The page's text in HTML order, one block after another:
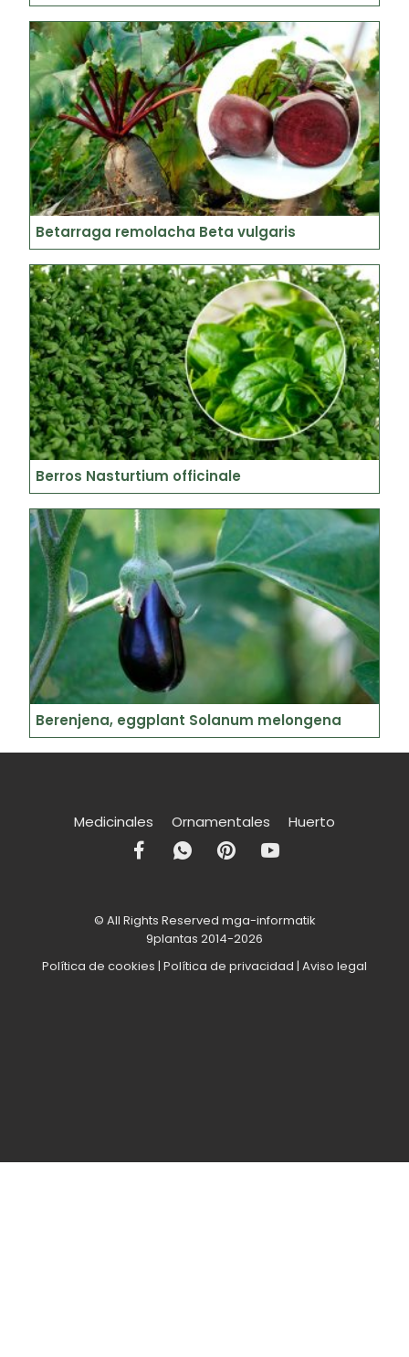
Betarraga remolacha Beta vulgaris
Berros Nasturtium officinale
Berenjena, eggplant Solanum melongena
Medicinales Ornamentales Huerto
© All Rights Reserved mga-informatik
9plantas 2014-2026
Política de cookies | Política de privacidad | Aviso legal